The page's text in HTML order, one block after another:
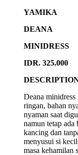
YAMIKA
DEANA
MINIDRESS
IDR. 325.000
Deana
ringan, bahan
nyaman saat
namun tetap
kancing dan
menyusui si
masa kehamilan